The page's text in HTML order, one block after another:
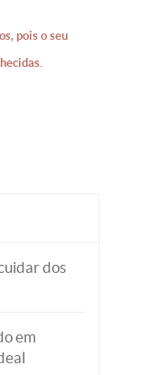
pois o seu
dos
em